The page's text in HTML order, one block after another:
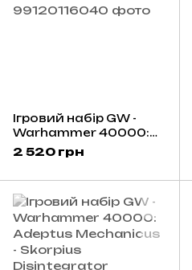
Ігровий набір GW -
Warhammer 40000:
Adeptus Mechanicus -
2 520 грн